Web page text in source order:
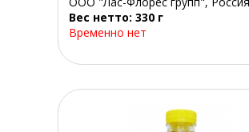
Вес нетто: 330 г
Временно нет